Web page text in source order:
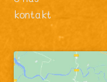
kontakt